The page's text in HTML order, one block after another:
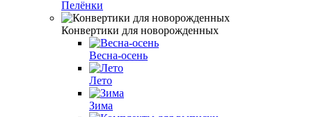
Пелёнки
Конвертики для новорожденных
Весна-осень
Лето
Зима